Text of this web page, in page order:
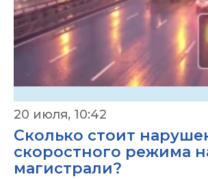
20 июля, 10:42
Сколько стоит
скоростного режима
магистрали?